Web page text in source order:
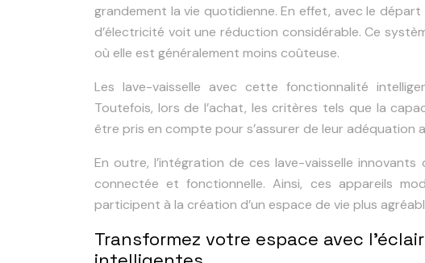
grandement la vie quotidienne. En effet, avec le
d’électricité voit une réduction considérable. Ce
où elle est généralement moins coûteuse.
Les lave-vaisselle avec cette fonctionnalité
Toutefois, lors de l’achat, les critères tels que la
être pris en compte pour s’assurer de leur adéquation
En outre, l’intégration de ces lave-vaisselle
connectée et fonctionnelle. Ainsi, ces appareils
participent à la création d’un espace de vie plus
Transformez votre espace avec